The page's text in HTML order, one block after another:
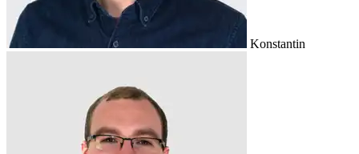
Konstantin